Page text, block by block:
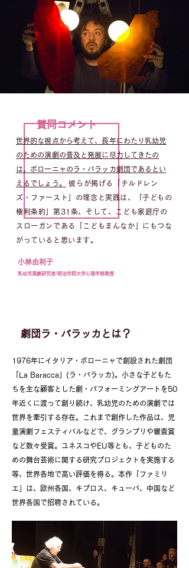
賛同コメント
世界的な視点から考えて、長年にわたり乳幼児
のための演劇の普及と発展に 尽力してきたの
は、ボローニャのラ・バラッカ劇団であるとい
えるでしょう。
彼らが掲げる「チルドレン
ズ・ファースト」の理念と実践は、「子どもの
権利条約」第31条、そして、こども家庭庁の
スローガンである「こどもまんなか」にもつな
がっていると思います。
小林由利子
乳幼児演劇研究者/明治学院大学心理学部教授
劇団ラ・バラッカとは？
1976年にイタリア・ボローニャで創設された劇団
「La Baracca」(ラ・バラッカ)。小さな子どもた
ちを主な顧客とした劇・パフォーミングアートを50
年近くに渡って創り続け、乳幼児のための演劇では
世界を牽引する存在。これまで創作した作品は、児
童演劇フェスティバルなどで、グランプリや審査賞
など数々受賞。ユネスコやEU等とも、子どものた
めの舞台芸術に関する研究プロジェクトを実施する
等、世界各地で高い評価を得る。本作「ファミリ
エ」は、欧州各国、キプロス、キューバ、中国など
世界各国で招聘されている 。